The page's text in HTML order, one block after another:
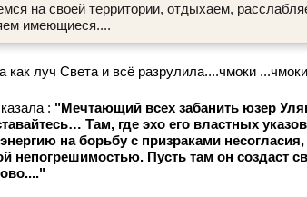
на своей территории, отдыхаем,
имеющиеся....
луч Света и всё разрулила....чмоки
: "Мечтающий всех забанить юзер
Там, где эхо его властных
на борьбу с призраками
непогрешимостью. Пусть там он создаст